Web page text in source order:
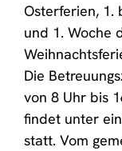
Osterferien, 1.
und 1. Woche
Die
von 8 Uhr bis
findet unter
statt. Vom